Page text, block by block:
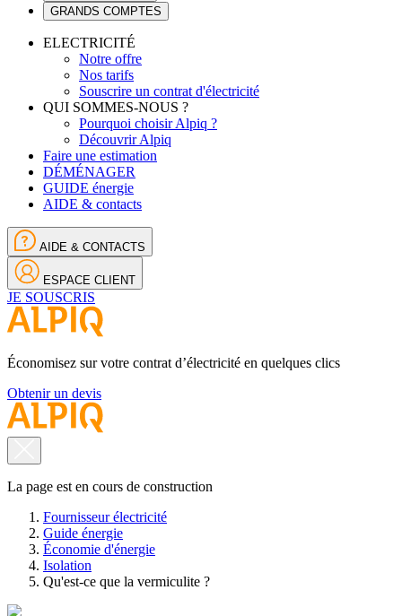
GRANDS COMPTES
ELECTRICITÉ
Notre offre
Nos tarifs
Souscrire un contrat d'électricité
QUI SOMMES-NOUS ?
Pourquoi choisir Alpiq ?
Découvrir Alpiq
Faire une estimation
DÉMÉNAGER
GUIDE énergie
AIDE & contacts
AIDE & CONTACTS
ESPACE CLIENT
JE SOUSCRIS
Économisez sur votre contrat d’électricité en quelques clics
Obtenir un devis
La page est en cours de construction
Fournisseur électricité
Guide énergie
Économie d'énergie
Isolation
Qu'est-ce que la vermiculite ?